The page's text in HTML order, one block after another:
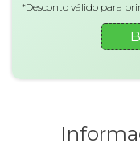
*Desconto válido para